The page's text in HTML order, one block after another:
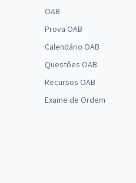
OAB
Prova OAB
Calendário OAB
Questões OAB
Recursos OAB
Exame de Ordem